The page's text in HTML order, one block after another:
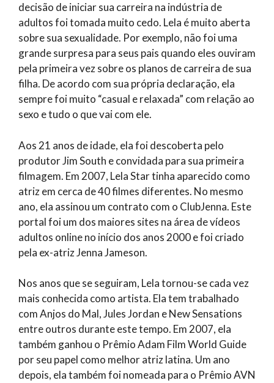
decisão de iniciar sua carreira na indústria de
adultos foi tomada muito cedo. Lela é muito aberta
sobre sua sexualidade. Por exemplo, não foi uma
grande surpresa para seus pais quando eles ouviram
pela primeira vez sobre os planos de carreira de sua
filha. De acordo com sua própria declaração, ela
sempre foi muito “casual e relaxada” com relação ao
sexo e tudo o que vai com ele.
Aos 21 anos de idade, ela foi descoberta pelo
produtor Jim South e convidada para sua primeira
filmagem. Em 2007, Lela Star tinha aparecido como
atriz em cerca de 40 filmes diferentes. No mesmo
ano, ela assinou um contrato com o ClubJenna. Este
portal foi um dos maiores sites na área de vídeos
adultos online no início dos anos 2000 e foi criado
pela ex-atriz Jenna Jameson.
Nos anos que se seguiram, Lela tornou-se cada vez
mais conhecida como artista. Ela tem trabalhado
com Anjos do Mal, Jules Jordan e New Sensations
entre outros durante este tempo. Em 2007, ela
também ganhou o Prêmio Adam Film World Guide
por seu papel como melhor atriz latina. Um ano
depois, ela também foi nomeada para o Prêmio AVN